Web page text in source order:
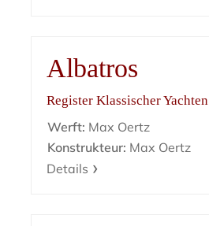
Albatros
Register Klassischer Yachten
Werft: Max Oertz
Konstrukteur: Max Oertz
Details